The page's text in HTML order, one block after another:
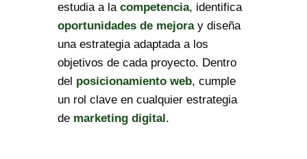
estudia a la competencia, identifica
oportunidades de mejoray diseña
una estrategia adaptada a los
objetivos de cada proyecto. Dentro
del posicionamiento web, cumple
un rol clave en cualquier estrategia
de marketing digital .